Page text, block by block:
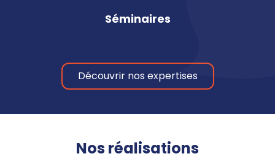
Séminaires
Découvrir nos expertises
Nos réalisations